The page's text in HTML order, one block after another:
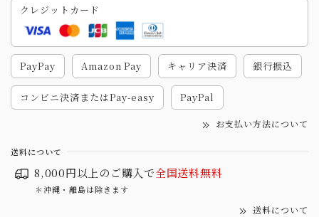
クレジットカード
PayPay Amazon Pay キャリア決済 銀行振込
コンビニ決済またはPay-easy PayPal
お支払い方法について
送料について
8,000円以上のご購入で全国送料無料
＊沖縄・離島は除きます
送料について